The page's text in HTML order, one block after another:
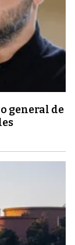
general de